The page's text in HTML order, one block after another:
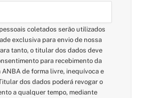
coletados serão utilizados
exclusiva para envio de nossa
tanto, o titular dos dados deve
para recebimento da
de forma livre, inequívoca e
dos dados poderá revogar o
a qualquer tempo, mediante